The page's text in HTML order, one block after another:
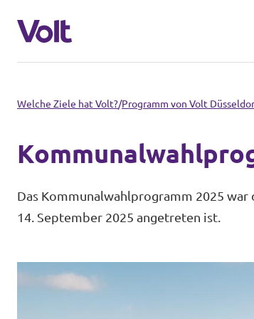
Volt in Nordrhein-Westfalen
Website von Volt NRW
Volt in Deutschland
Website
Über Volt
Welche Ziele hat Volt?/Programm von Volt
Das Kommunalwahlprogramm 2025
14. September 2025 angetreten ist.